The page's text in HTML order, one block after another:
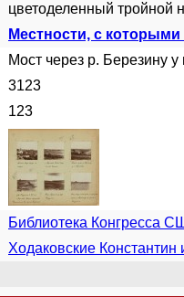
цветоделенный тройной
Местности, с
Мост через р. Березину у
3123
123
Библиотека Конгресса
Ходаковские